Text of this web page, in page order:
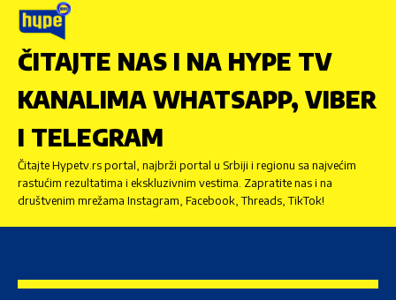
ČITAJTE NAS I NA HYPE TV
KANALIMA WHATSAPP, VIBER
I TELEGRAM
Čitajte Hypetv.rs portal, najbrži portal u Srbiji i regionu sa najvećim
rastućim rezultatima i ekskluzivnim vestima. Zapratite nas i na
društvenim mrežama Instagram, Facebook, Threads, TikTok!